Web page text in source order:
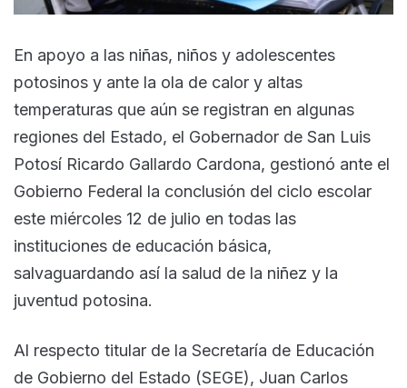
En apoyo a las niñas, niños y adolescentes
potosinos y ante la ola de calor y altas
temperaturas que aún se registran en algunas
regiones del Estado, el Gobernador de San Luis
Potosí Ricardo Gallardo Cardona, gestionó ante el
Gobierno Federal la conclusión del ciclo escolar
este miércoles 12 de julio en todas las
instituciones de educación básica,
salvaguardando así la salud de la niñez y la
juventud potosina.
Al respecto titular de la Secretaría de Educación
de Gobierno del Estado (SEGE), Juan Carlos